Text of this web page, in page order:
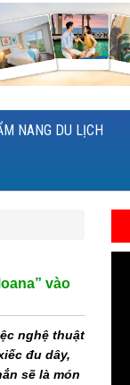
NANG DU LỊCH
vào
nghệ thuật
đu dây,
sẽ là món